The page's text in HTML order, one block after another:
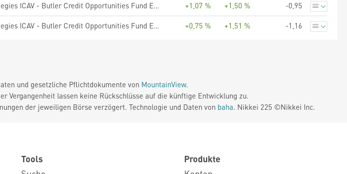
CORUM Butler Credit Strategies ICAV - Butler Credit Opportunities Fund EUR INSTITUTIONAL CLASS B POOLED +1,07 % +1,50 % -0,95
CORUM Butler Credit Strategies ICAV - Butler Credit Opportunities Fund EUR RETAIL CLASS DISTRIBUTING POOLED +0,75 % +1,51 % -1,16
und gesetzliche Pflichtdokumente von MountainView.
Vergangenheit lassen keine Rückschlüsse auf die künftige Entwicklung zu.
der jeweiligen Börse verzögert. Technologie und Daten von baha. Nikkei 225 ©Nikkei Inc.
Tools
Produkte